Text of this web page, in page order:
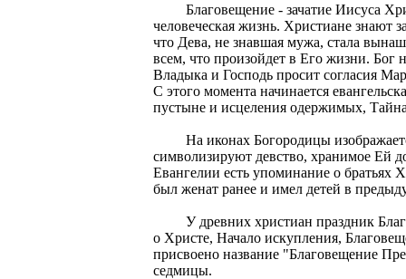
Благовещение - зачатие Иисуса
человеческая жизнь. Христиане знают
что Дева, не знавшая мужа, стала
всем, что произойдет в Его жизни. Бог
Владыка и Господь просит согласия
С этого момента начинается
пустыне и исцеления одержимых,
На иконах Богородицы
символизируют девство, хранимое Ей
Евангелии есть упоминание о братьях
был женат ранее и имел детей в
У древних христиан праздник
о Христе, Начало искупления,
присвоено название "Благовещение
седмицы.